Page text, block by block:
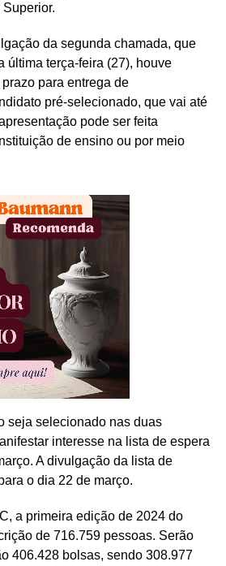
da segunda chamada, que
última terça-feira (27), houve
para entrega de
pré-selecionado, que vai até
pode ser feita
de ensino ou por meio
seja selecionado nas duas
interesse na lista de espera
A divulgação da lista de
o dia 22 de março.
a primeira edição de 2024 do
de 716.759 pessoas. Serão
406.428 bolsas, sendo 308.977